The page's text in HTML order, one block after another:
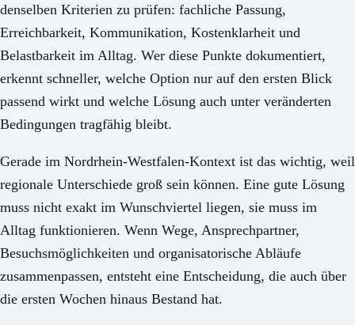
denselben Kriterien zu prüfen: fachliche Passung,
Erreichbarkeit, Kommunikation, Kostenklarheit und
Belastbarkeit im Alltag. Wer diese Punkte dokumentiert,
erkennt schneller, welche Option nur auf den ersten Blick
passend wirkt und welche Lösung auch unter veränderten
Bedingungen tragfähig bleibt.
Gerade im Nordrhein-Westfalen-Kontext ist das wichtig, weil
regionale Unterschiede groß sein können. Eine gute Lösung
muss nicht exakt im Wunschviertel liegen, sie muss im
Alltag funktionieren. Wenn Wege, Ansprechpartner,
Besuchsmöglichkeiten und organisatorische Abläufe
zusammenpassen, entsteht eine Entscheidung, die auch über
die ersten Wochen hinaus Bestand hat.